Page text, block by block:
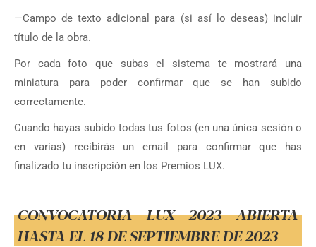
—Campo de texto adicional para (si así lo deseas) incluir
título de la obra.
Por cada foto que subas el sistema te mostrará una
miniatura para poder confirmar que se han subido
correctamente.
Cuando hayas subido todas tus fotos (en una única sesión o
en varias) recibirás un email para confirmar que has
finalizado tu inscripción en los Premios LUX.
CONVOCATORIA LUX 2023 ABIERTA
HASTA EL 18 DE SEPTIEMBRE DE 2023